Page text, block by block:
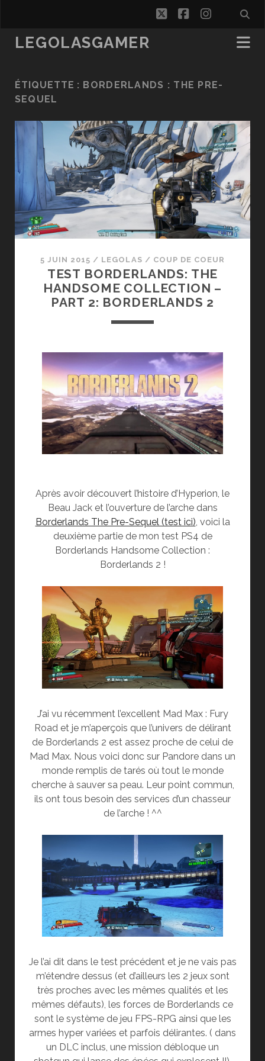
twitterfacebook
LEGOLASGAMER
ÉTIQUETTE : BORDERLANDS : THE PRE-
SEQUEL
5 JUIN 2015 / LEGOLAS / COUP DE COEUR
TEST BORDERLANDS: THE
HANDSOME COLLECTION –
PART 2: BORDERLANDS 2
Après avoir découvert l’histoire d’Hyperion, le
Beau Jack et l’ouverture de l’arche dans
Borderlands The Pre-Sequel (test ici), voici la
deuxième partie de mon test PS4 de
Borderlands Handsome Collection :
Borderlands 2 !
J’ai vu récemment l’excellent Mad Max : Fury
Road et je m’aperçois que l’univers de délirant
de Borderlands 2 est assez proche de celui de
Mad Max. Nous voici donc sur Pandore dans un
monde remplis de tarés où tout le monde
cherche à sauver sa peau. Leur point commun,
ils ont tous besoin des services d’un chasseur
de l’arche ! ^^
Je l’ai dit dans le test précédent et je ne vais pas
m’étendre dessus (et d’ailleurs les 2 jeux sont
très proches avec les mêmes qualités et les
mêmes défauts), les forces de Borderlands ce
sont le système de jeu FPS-RPG ainsi que les
armes hyper variées et parfois délirantes. ( dans
un DLC inclus, une mission débloque un